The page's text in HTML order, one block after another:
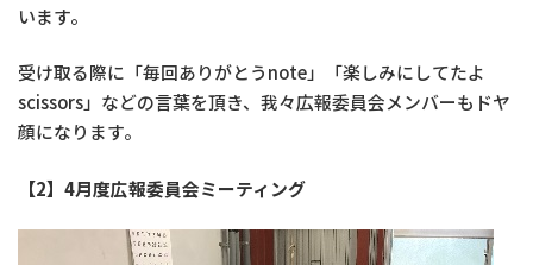
います。
受け取る際に「毎回ありがとうnote」「楽しみにしてたよ
scissors」などの言葉を頂き、我々広報委員会メンバーもドヤ
顔になります。
【2】4月度広報委員会ミーティング